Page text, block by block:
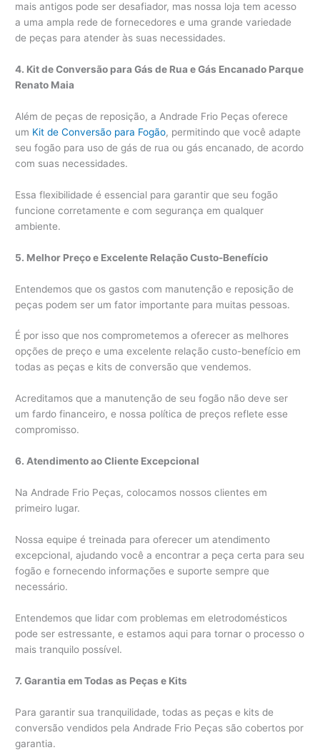
mais antigos pode ser desafiador, mas nossa loja tem acesso
a uma ampla rede de fornecedores e uma grande variedade
de peças para atender às suas necessidades.
4. Kit de Conversão para Gás de Rua e Gás Encanado Parque
Renato Maia
Além de peças de reposição, a Andrade Frio Peças oferece
um Kit de Conversão para Fogão, permitindo que você adapte
seu fogão para uso de gás de rua ou gás encanado, de acordo
com suas necessidades.
Essa flexibilidade é essencial para garantir que seu fogão
funcione corretamente e com segurança em qualquer
ambiente.
5. Melhor Preço e Excelente Relação Custo-Benefício
Entendemos que os gastos com manutenção e reposição de
peças podem ser um fator importante para muitas pessoas.
É por isso que nos comprometemos a oferecer as melhores
opções de preço e uma excelente relação custo-benefício em
todas as peças e kits de conversão que vendemos.
Acreditamos que a manutenção de seu fogão não deve ser
um fardo financeiro, e nossa política de preços reflete esse
compromisso.
6. Atendimento ao Cliente Excepcional
Na Andrade Frio Peças, colocamos nossos clientes em
primeiro lugar.
Nossa equipe é treinada para oferecer um atendimento
excepcional, ajudando você a encontrar a peça certa para seu
fogão e fornecendo informações e suporte sempre que
necessário.
Entendemos que lidar com problemas em eletrodomésticos
pode ser estressante, e estamos aqui para tornar o processo o
mais tranquilo possível.
7. Garantia em Todas as Peças e Kits
Para garantir sua tranquilidade, todas as peças e kits de
conversão vendidos pela Andrade Frio Peças são cobertos por
garantia.